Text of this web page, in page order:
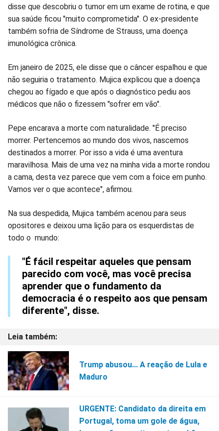
disse que descobriu o tumor em um exame de rotina, e que
sua saúde ficou "muito comprometida". O ex-presidente
também sofria de Síndrome de Strauss, uma doença
imunológica crônica.
Em janeiro de 2025, ele disse que o câncer espalhou e que
não seguiria o tratamento. Mujica explicou que a doença
chegou ao fígado e que após o diagnóstico pediu aos
médicos que não o fizessem "sofrer em vão".
Pepe encarava a morte com naturalidade. "É preciso
morrer. Pertencemos ao mundo dos vivos, nascemos
destinados a morrer. Por isso a vida é uma aventura
maravilhosa. Mais de uma vez na minha vida a morte rondou
a cama, desta vez parece que vem com a foice em punho.
Vamos ver o que acontece", afirmou.
Na sua despedida, Mujica também acenou para seus
opositores e deixou uma lição para os esquerdistas de
todo o mundo:
"É fácil respeitar aqueles que pensam
parecido com você, mas você precisa
aprender que o fundamento da
democracia é o respeito aos que pensam
diferente", disse.
Trump abusou... A reação de Lula e
Maduro
URGENTE: Candidato da direita em
Portugal, toma um gole de água,